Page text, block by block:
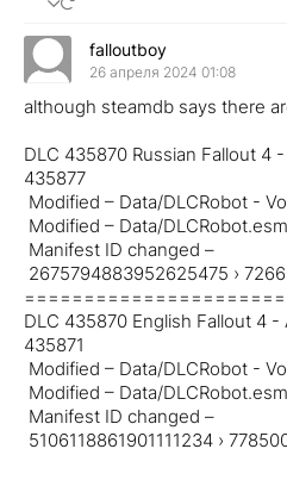
falloutboy
26 апреля 2024 01:08
although steamdb says there
DLC 435870 Russian Fallout 4
435877
Modified – Data/DLCRobot -
Modified – Data/
Manifest ID changed –
2675794883952625475 ›
DLC 435870 English Fallout 4
435871
Modified – Data/DLCRobot -
Modified – Data/
Manifest ID changed –
5106118861901111234 ›